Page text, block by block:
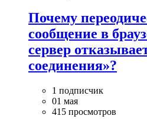
Почему
сообщение в
сервер
соединения»?
1 подписчик
01 мая
415 просмотров